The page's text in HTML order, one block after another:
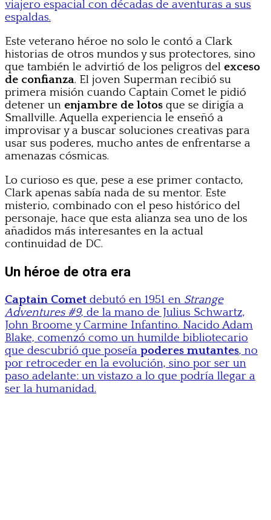
viajero espacial con décadas de aventuras a sus
espaldas.
Este veterano héroe no solo le contó a Clark
historias de otros mundos y sus protectores, sino
que también le advirtió de los peligros del exceso
de confianza. El joven Superman recibió su
primera misión cuando Captain Comet le pidió
detener un enjambre de lotos que se dirigía a
Smallville. Aquella experiencia le enseñó a
improvisar y a buscar soluciones creativas para
usar sus poderes, mucho antes de enfrentarse a
amenazas cósmicas.
Lo curioso es que, pese a ese primer contacto,
Clark apenas sabía nada de su mentor. Este
misterio, combinado con el peso histórico del
personaje, hace que esta alianza sea uno de los
añadidos más interesantes en la actual
continuidad de DC.
Un héroe de otra era
Captain Comet debutó en 1951 en Strange
Adventures #9, de la mano de Julius Schwartz,
John Broome y Carmine Infantino. Nacido Adam
Blake, comenzó como un humilde bibliotecario
que descubrió que poseía poderes mutantes, no
por retroceder en la evolución, sino por ser un
paso adelante: un vistazo a lo que podría llegar a
ser la humanidad.